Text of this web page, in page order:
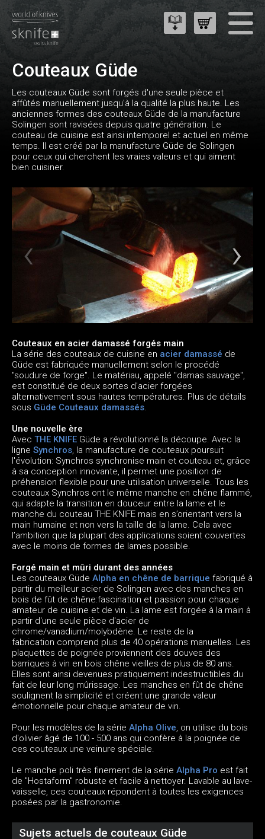
Couteaux Güde
Les couteaux Güde sont forgés d'une seule pièce et
affûtés manuellement jusqu'à la qualité la plus haute. Les
anciennes formes des couteaux Güde de la manufacture
Solingen sont ravisées depuis quatre génération. Le
couteau de cuisine est ainsi intemporel et actuel en même
temps. Il est créé par la manufacture Güde de Solingen
pour ceux qui cherchent les vraies valeurs et qui aiment
bien cuisiner.
Couteaux en acier damassé forgés main
La série des couteaux de cuisine en acier damassé de
Güde est fabriquée manuellement selon le procédé
"soudure de forge". Le matériau, appelé "damas sauvage",
est constitué de deux sortes d'acier forgées
alternativement sous hautes températures. Plus de détails
sous Güde Couteaux damassés.
Une nouvelle ère
Avec THE KNIFE Güde a révolutionné la découpe. Avec la
ligne Synchros, la manufacture de couteaux poursuit
l'évolution: Synchros synchronise main et couteau et, grâce
à sa conception innovante, il permet une position de
préhension flexible pour une utilisation universelle. Tous les
couteaux Synchros ont le même manche en chêne flammé,
qui adapte la transition en douceur entre la lame et le
manche du couteau THE KNIFE mais en s’orientant vers la
main humaine et non vers la taille de la lame. Cela avec
l’ambition que la plupart des applications soient couvertes
avec le moins de formes de lames possible.
Forgé main et mûri durant des années
Les couteaux Güde Alpha en chêne de barrique fabriqué à
partir du meilleur acier de Solingen avec des manches en
bois de fût de chêne:fascination et passion pour chaque
amateur de cuisine et de vin. La lame est forgée à la main à
partir d'une seule pièce d'acier de
chrome/vanadium/molybdène. Le reste de la
fabrication comprend plus de 40 opérations manuelles. Les
plaquettes de poignée proviennent des douves des
barriques à vin en bois chêne vieilles de plus de 80 ans.
Elles sont ainsi devenues pratiquement indestructibles du
fait de leur long mûrissage. Les manches en fût de chêne
soulignent la simplicité et créent une grande valeur
émotionnelle pour chaque amateur de vin.
Pour les modèles de la série Alpha Olive, on utilise du bois
d'olivier âgé de 100 - 500 ans qui confère à la poignée de
ces couteaux une veinure spéciale.
Le manche poli très finement de la série Alpha Pro est fait
de "Hostaform" robuste et facile à nettoyer. Lavable au lave-
vaisselle, ces couteaux répondent à toutes les exigences
posées par la gastronomie.
Sujets actuels de couteaux Güde